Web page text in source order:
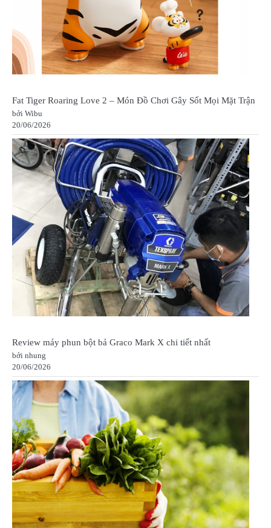
Fat Tiger Roaring Love 2 – Món Đồ Chơi Gây Sốt Mọi Mặt Trận
bởi Wibu
20/06/2026
Review máy phun bột bả Graco Mark X chi tiết nhất
bởi nhung
20/06/2026